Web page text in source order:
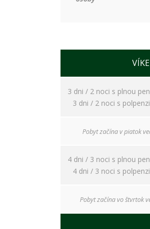
3 dni / 2 noci s plnou
3 dni / 2 noci s
Pobyt začína v piatok
4 dni / 3 noci s plnou
4 dni / 3 noci s
Pobyt začína vo štvrtok